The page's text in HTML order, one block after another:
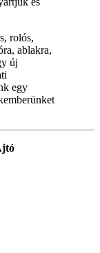
rolós,
ablakra,
új
egy